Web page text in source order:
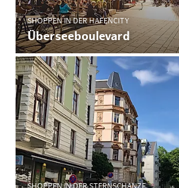
SHOPPEN IN DER HAFENCITY
Überseeboulevard
SHOPPEN IN DER STERNSCHANZE